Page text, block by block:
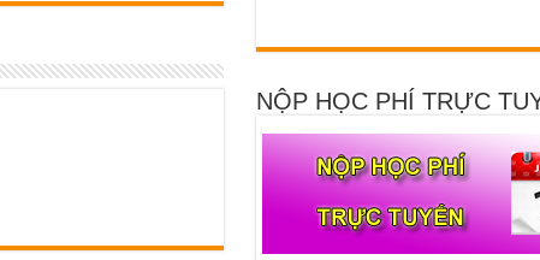
NỘP HỌC PHÍ TRỰC